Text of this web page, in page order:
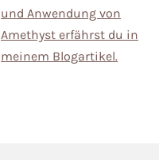
und Anwendung von
Amethyst erfährst du in
meinem Blogartikel.